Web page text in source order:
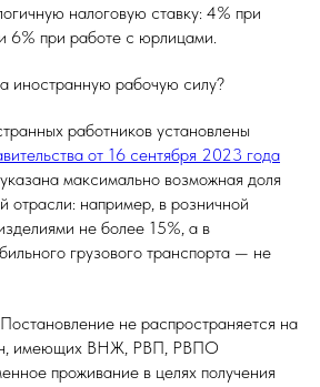
налоговую ставку: 4% при
6% при работе с юрлицами.
иностранную рабочую силу?
работников установлены
от 16 сентября 2023 года
максимально возможная доля
отрасли: например, в розничной
не более 15%, а в
грузового транспорта — не
не распространяется на
имеющих ВНЖ, РВП, РВПО
проживание в целях получения